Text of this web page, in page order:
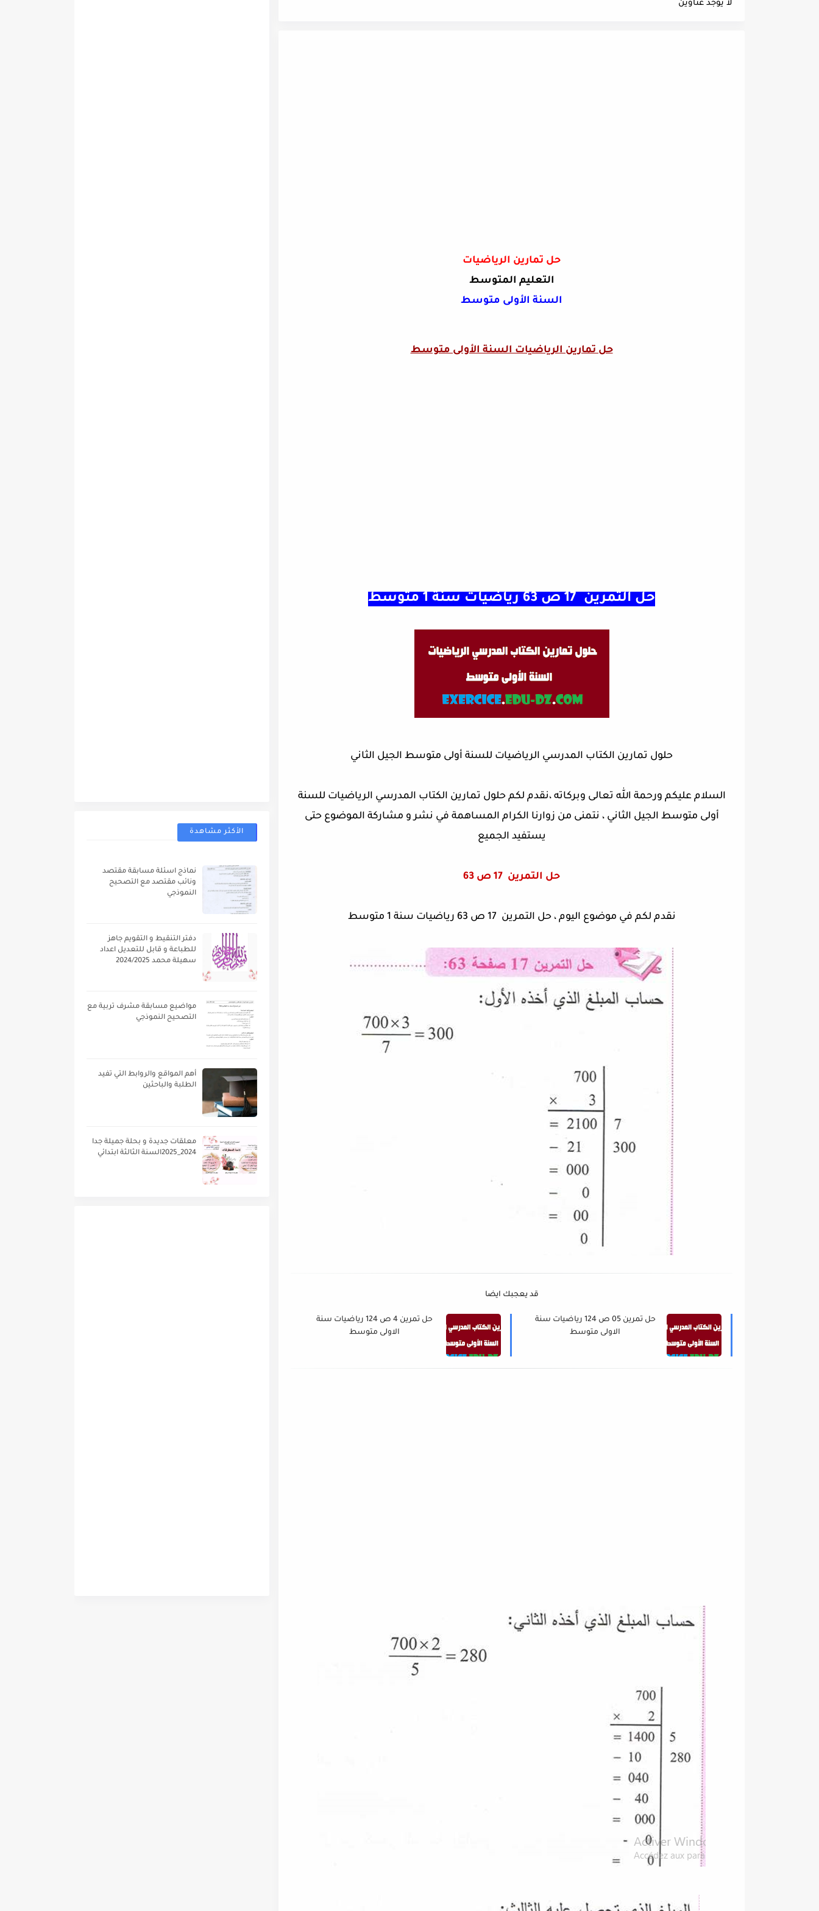
لا يوجد عناوين
حل تمارين الرياضيات
التعليم المتوسط
السنة الأولى متوسط
حل تمارين الرياضيات السنة الأولى متوسط
حل التمرين 17 ص 63 رياضيات سنة 1 متوسط
حلول تمارين الكتاب المدرسي الرياضيات للسنة أولى متوسط الجيل الثاني
السلام عليكم ورحمة الله تعالى وبركاته ،نقدم لكم حلول تمارين الكتاب المدرسي الرياضيات للسنة
أولى متوسط الجيل الثاني ، نتمنى من زوارنا الكرام المساهمة في نشر و مشاركة الموضوع حتى
يستفيد الجميع
حل التمرين
نقدم لكم في موضوع اليوم ، حل التمرين 17 ص 63 رياضيات سنة 1 متوسط
قد يعجبك ايضا
حل تمرين 05 ص 124 رياضيات سنة
الاولى متوسط
حل تمرين 4 ص 124 رياضيات سنة
الاولى متوسط
الأكثر مشاهدة
نماذج اسئلة مسابقة مقتصد
ونائب مقتصد مع التصحيح
النموذجي
دفتر التنقيط و التقويم جاهز
للطباعة و قابل للتعديل اعداد
سهيلة محمد 2024/2025
مواضيع مسابقة مشرف تربية مع
التصحيح النموذجي
أهم المواقع والروابط التي تفيد
الطلبة والباحثين
معلقات جديدة و بحلة جميلة جدا
2024_2025السنة الثالثة ابتدائي